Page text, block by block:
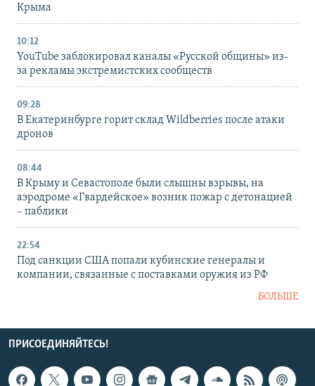
Крыма
10:12
YouTube заблокировал каналы «Русской общины» из-
за рекламы экстремистских сообществ
09:28
В Екатеринбурге горит склад Wildberries после атаки
дронов
08:44
В Крыму и Севастополе были слышны взрывы, на
аэродроме «Гвардейское» возник пожар с детонацией
– паблики
22:54
Под санкции США попали кубинские генералы и
компании, связанные с поставками оружия из РФ
БОЛЬШЕ
ПРИСОЕДИНЯЙТЕСЬ!